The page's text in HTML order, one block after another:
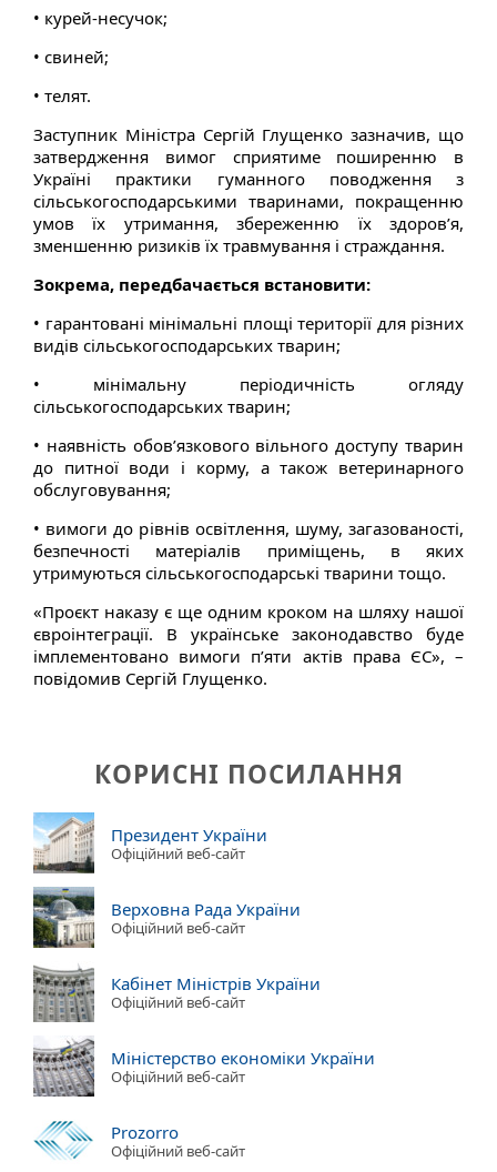
• курей-несучок;
• свиней;
• телят.
Заступник Міністра Сергій Глущенко зазначив, що
затвердження вимог сприятиме поширенню в
Україні практики гуманного поводження з
сільськогосподарськими тваринами, покращенню
умов їх утримання, збереженню їх здоров’я,
зменшенню ризиків їх травмування і страждання.
Зокрема, передбачається встановити:
• гарантовані мінімальні площі території для різних
видів сільськогосподарських тварин;
• мінімальну періодичність огляду
сільськогосподарських тварин;
• наявність обов’язкового вільного доступу тварин
до питної води і корму, а також ветеринарного
обслуговування;
• вимоги до рівнів освітлення, шуму, загазованості,
безпечності матеріалів приміщень, в яких
утримуються сільськогосподарські тварини тощо.
«Проєкт наказу є ще одним кроком на шляху нашої
євроінтеграції. В українське законодавство буде
імплементовано вимоги п’яти актів права ЄС», –
повідомив Сергій Глущенко.
КОРИСНІ ПОСИЛАННЯ
Президент України
Офіційний веб-сайт
Верховна Рада України
Офіційний веб-сайт
Кабінет Міністрів України
Офіційний веб-сайт
Міністерство економіки України
Офіційний веб-сайт
Prozorro
Офіційний веб-сайт